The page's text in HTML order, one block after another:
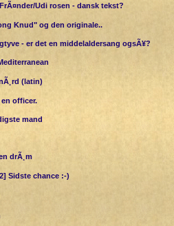
Udi rosen - dansk tekst?
Knud" og den originale..
- er det en middelaldersang ogsÃ¥?
(latin)
en officer.
mand
drÃ¸m
Sidste chance :-)